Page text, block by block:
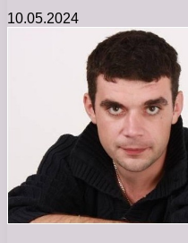
10.05.2024